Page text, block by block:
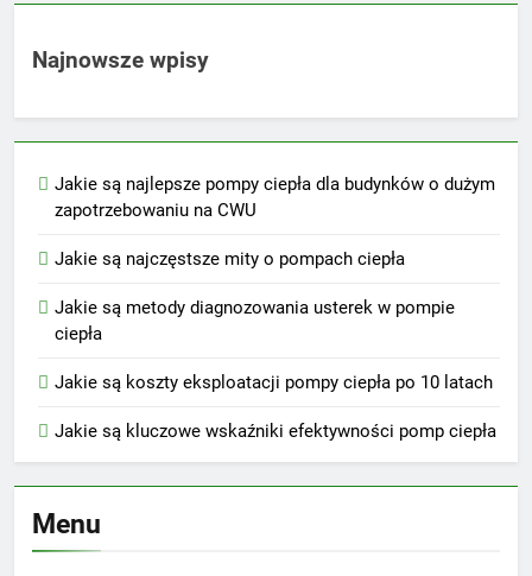
Najnowsze wpisy
Jakie są najlepsze pompy ciepła dla budynków o dużym
zapotrzebowaniu na CWU
Jakie są najczęstsze mity o pompach ciepła
Jakie są metody diagnozowania usterek w pompie
ciepła
Jakie są koszty eksploatacji pompy ciepła po 10 latach
Jakie są kluczowe wskaźniki efektywności pomp ciepła
Menu